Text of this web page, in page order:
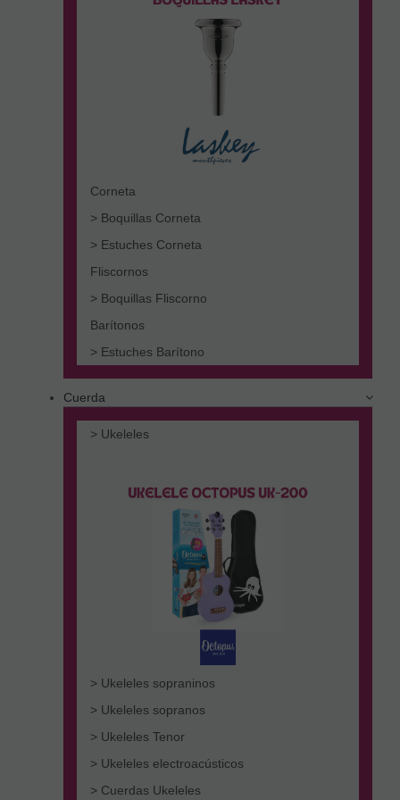
Corneta
> Boquillas Corneta
> Estuches Corneta
Fliscornos
> Boquillas Fliscorno
Barítonos
> Estuches Barítono
Cuerda
> Ukeleles
> Ukeleles sopraninos
> Ukeleles sopranos
> Ukeleles Tenor
> Ukeleles electroacústicos
> Cuerdas Ukeleles